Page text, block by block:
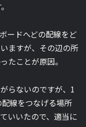
ードへどの配線をど
ますが、その辺の所
たことが原因。
らないのですが、1
線をつなげる場所
いいたので、適当に